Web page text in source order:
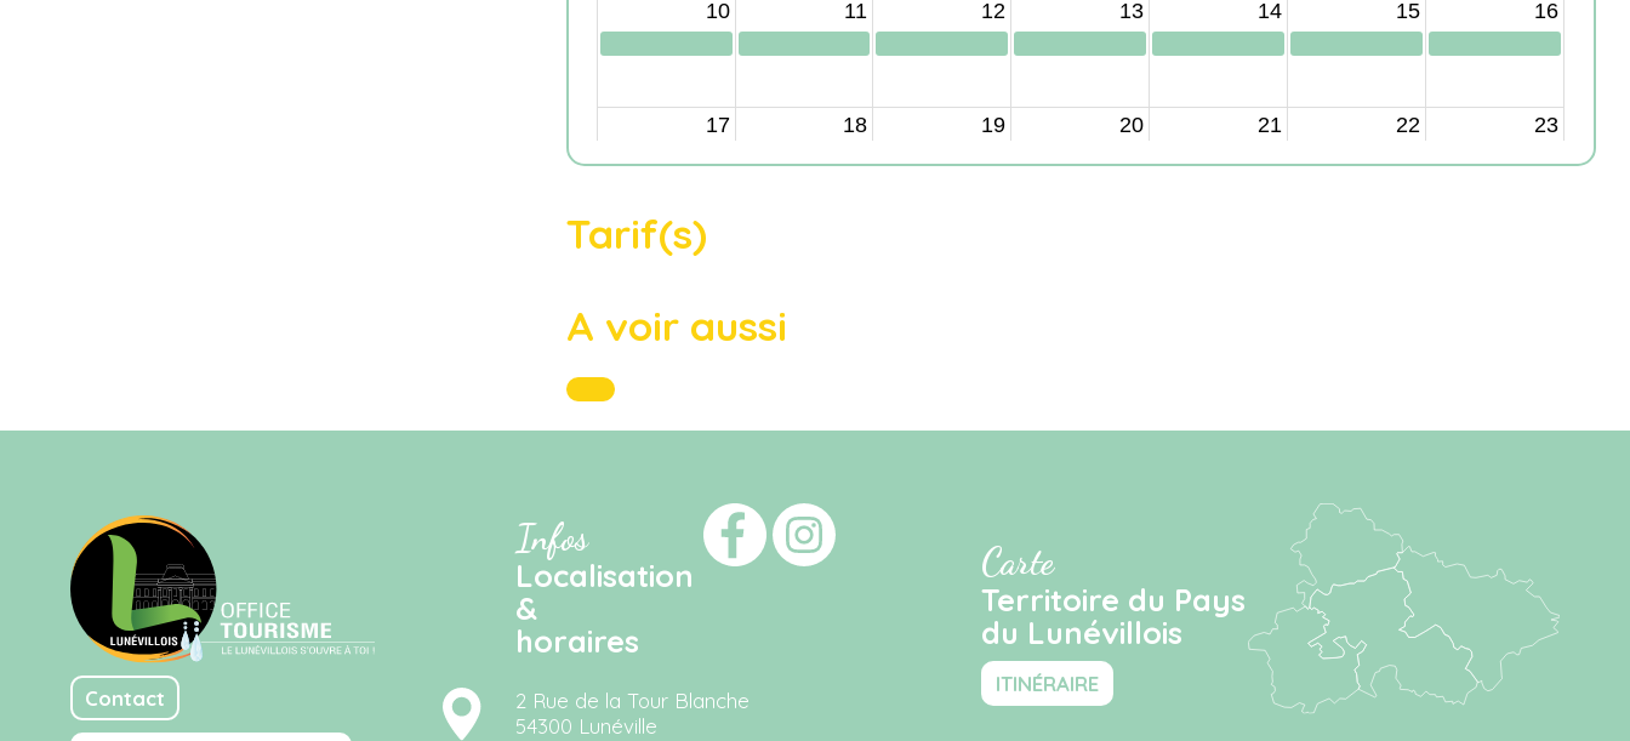
Tarif(s)
A voir aussi
Contact
Infos
Localisation
&
horaires
2 Rue de la Tour Blanche
54300 Lunéville
Carte
Territoire du Pays
du Lunévillois
ITINÉRAIRE